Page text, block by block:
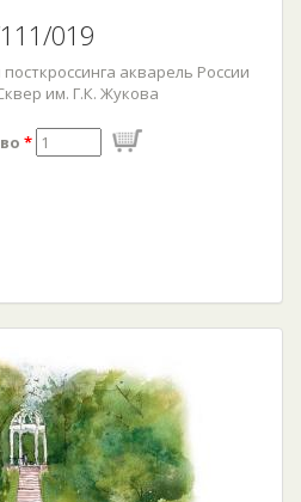
019
акварель России
им. Г.К. Жукова
*